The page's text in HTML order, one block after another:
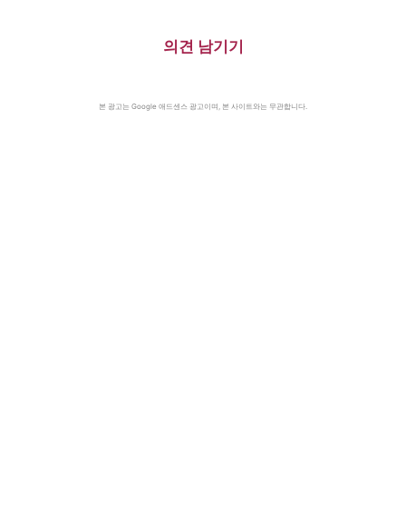
의견 남기기
본 광고는 Google 애드센스 광고이며, 본 사이트와는 무관합니다.